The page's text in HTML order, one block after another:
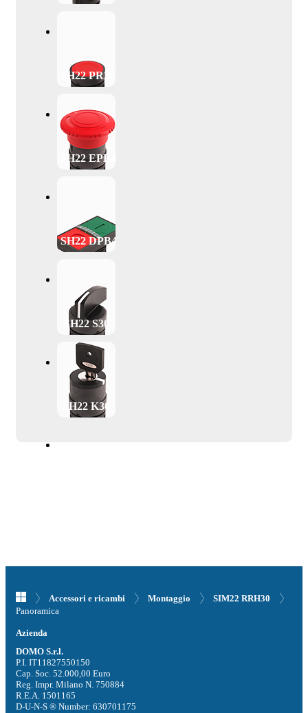
SH22 PR30
SH22 EPB40
SH22 DPB47
SH22 S30
SH22 K30
Accessori e ricambi Montaggio
SIM22 RRH30
Panoramica
Azienda
DOMO S.r.l.
P.I. IT11827550150
Cap. Soc. 52.000,00 Euro
Reg. Impr. Milano N. 750884
R.E.A. 1501165
D-U-N-S ® Number: 630701175